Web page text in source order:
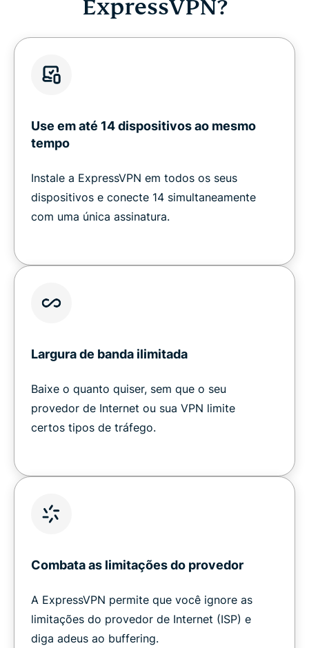
ExpressVPN?
Use em até 14 dispositivos ao mesmo
tempo
Instale a ExpressVPN em todos os seus
dispositivos e conecte 14 simultaneamente
com uma única assinatura.
Largura de banda ilimitada
Baixe o quanto quiser, sem que o seu
provedor de Internet ou sua VPN limite
certos tipos de tráfego.
Combata as limitações do provedor
A ExpressVPN permite que você ignore as
limitações do provedor de Internet (ISP) e
diga adeus ao buffering.